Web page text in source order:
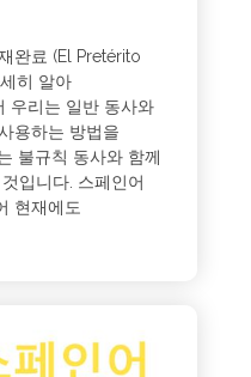
완료 (El Pretérito
히 알아
우리는 일반 동사와
용하는 방법을
불규칙 동사와 함께
입니다. 스페인어
현재에도